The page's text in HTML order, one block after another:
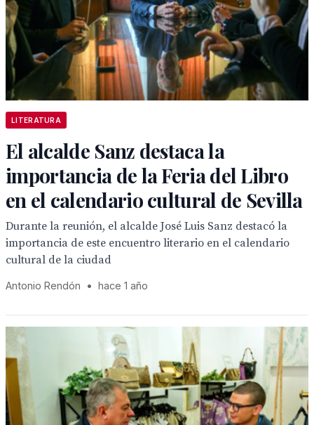
LITERATURA
El alcalde Sanz destaca la
importancia de la Feria del Libro
en el calendario cultural de Sevilla
Durante la reunión, el alcalde José Luis Sanz destacó la
importancia de este encuentro literario en el calendario
cultural de la ciudad
Antonio Rendón • hace 1 año